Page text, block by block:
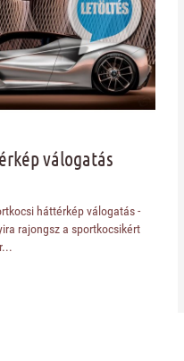
válogatás
háttérkép válogatás -
rajongsz a sportkocsikért